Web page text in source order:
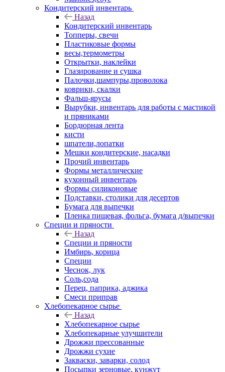
Кондитерский инвентарь
Назад
Кондитерский инвентарь
Топперы, свечи
Пластиковые формы
весы,термометры
Открытки, наклейки
Глазирование и сушка
Палочки,шампуры,проволока
коврики, скалки
Фальш-ярусы
Вырубки, инвентарь для работы с мастикой
и пряниками
Бордюрная лента
кисти
шпатели,лопатки
Мешки кондитерские, насадки
Прочий инвентарь
Формы металлические
кухонный инвентарь
Формы силиконовые
Подставки, столики для десертов
Бумага для выпечки
Пленка пищевая, фольга, бумага д/выпечки
Специи и пряности
Назад
Специи и пряности
Имбирь, корица
Специи
Чеснок, лук
Соль,сода
Перец, паприка, аджика
Смеси приправ
Хлебопекарное сырье
Назад
Хлебопекарное сырье
Хлебопекарные улучшители
Дрожжи прессованные
Дрожжи сухие
Закваски, заварки, солод
Посыпки зерновые, кунжут